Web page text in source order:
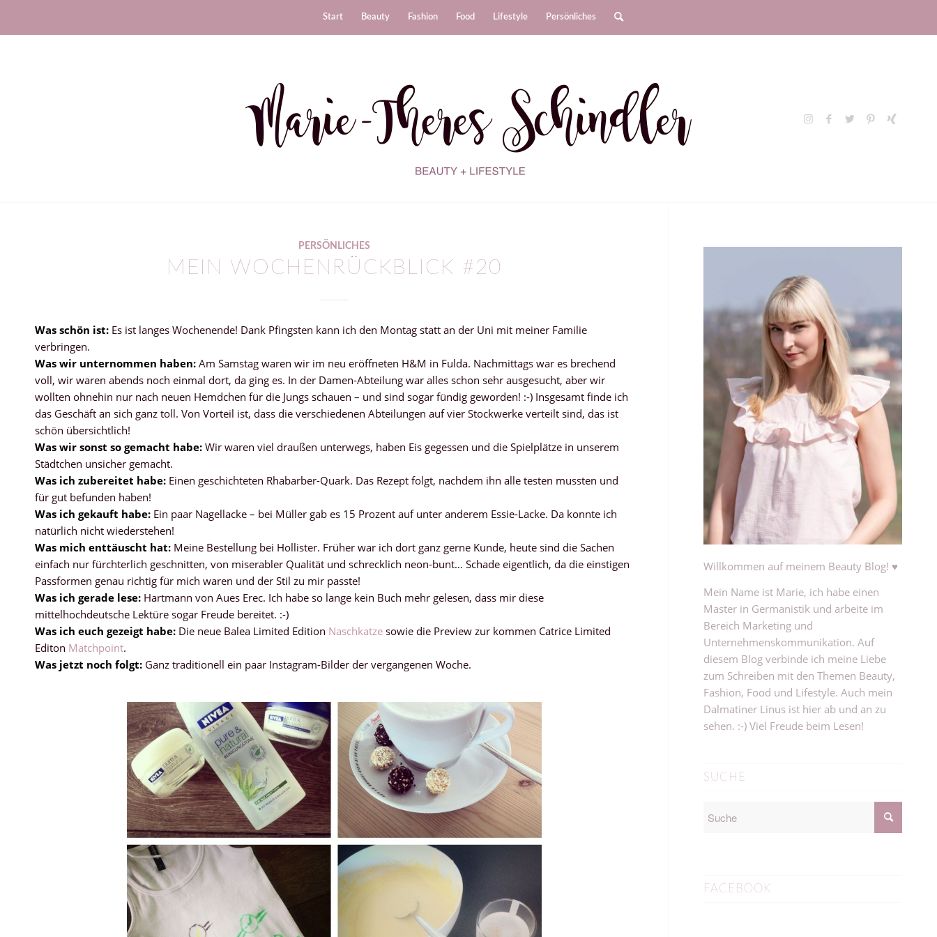
Start Beauty Fashion Food Lifestyle Persönliches
PERSÖNLICHES
MEIN WOCHENRÜCKBLICK #20
Was schön ist: Es ist langes Wochenende! Dank Pfingsten kann ich den Montag statt an der Uni mit meiner Familie
verbringen.
Was wir unternommen haben: Am Samstag waren wir im neu eröffneten H&M in Fulda. Nachmittags war es brechend
voll, wir waren abends noch einmal dort, da ging es. In der Damen-Abteilung war alles schon sehr ausgesucht, aber wir
wollten ohnehin nur nach neuen Hemdchen für die Jungs schauen – und sind sogar fündig geworden! :-) Insgesamt finde ich
das Geschäft an sich ganz toll. Von Vorteil ist, dass die verschiedenen Abteilungen auf vier Stockwerke verteilt sind, das ist
schön übersichtlich!
Was wir sonst so gemacht habe: Wir waren viel draußen unterwegs, haben Eis gegessen und die Spielplätze in unserem
Städtchen unsicher gemacht.
Was ich zubereitet habe: Einen geschichteten Rhabarber-Quark. Das Rezept folgt, nachdem ihn alle testen mussten und
für gut befunden haben!
Was ich gekauft habe: Ein paar Nagellacke – bei Müller gab es 15 Prozent auf unter anderem Essie-Lacke. Da konnte ich
natürlich nicht wiederstehen!
Was mich enttäuscht hat: Meine Bestellung bei Hollister. Früher war ich dort ganz gerne Kunde, heute sind die Sachen
einfach nur fürchterlich geschnitten, von miserabler Qualität und schrecklich neon-bunt… Schade eigentlich, da die einstigen
Passformen genau richtig für mich waren und der Stil zu mir passte!
Was ich gerade lese: Hartmann von Aues Erec. Ich habe so lange kein Buch mehr gelesen, dass mir diese
mittelhochdeutsche Lektüre sogar Freude bereitet. :-)
Was ich euch gezeigt habe: Die neue Balea Limited Edition Naschkatze sowie die Preview zur kommen Catrice Limited
Editon Matchpoint.
Was jetzt noch folgt: Ganz traditionell ein paar Instagram-Bilder der vergangenen Woche.
Willkommen auf meinem Beauty Blog! ♥
Mein Name ist Marie, ich habe einen
Master in Germanistik und arbeite im
Bereich Marketing und
Unternehmenskommunikation. Auf
diesem Blog verbinde ich meine Liebe
zum Schreiben mit den Themen Beauty,
Fashion, Food und Lifestyle. Auch mein
Dalmatiner Linus ist hier ab und an zu
sehen. :-) Viel Freude beim Lesen!
SUCHE
FACEBOOK